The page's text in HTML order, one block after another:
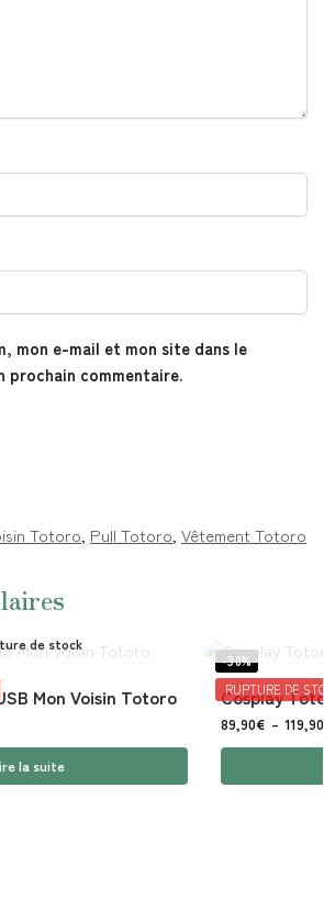
mon e-mail et mon site dans le
prochain commentaire.
Totoro, Pull Totoro, Vêtement Totoro
de stock
Mon Voisin Totoro
la suite
-30%
RUPTURE DE
Cosplay
89,90€ – 119,90